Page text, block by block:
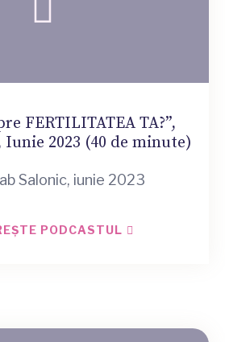
FERTILITATEA TA?”,
2023 (40 de minute)
Salonic, iunie 2023
PODCASTUL